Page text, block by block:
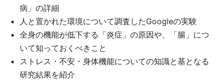
病」の詳細
人と置かれた環境について調査したGoogleの実験
全身の機能が低下する「炎症」の原因や、「腸」につ
いて知っておくべきこと
ストレス・不安・身体機能についての知識と基となる
研究結果を紹介